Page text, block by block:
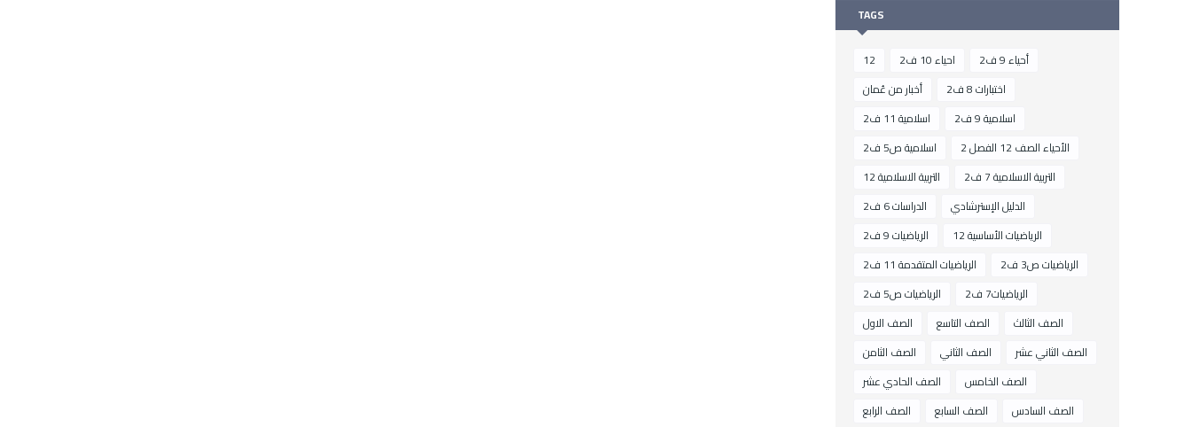
TAGS
12 احياء 10 ف2
أحياء 9 ف2
أخبار من عُمان
اختبارات 8 ف2
اسلامية 11 ف2
اسلامية 9 ف2
اسلامية ص5 ف2
الأحياء الصف 12 الفصل 2
التربية الاسلامية 12
التربية الاسلامية 7 ف2
الدراسات 6 ف2
الدليل الإسترشادي
الرياضيات 9 ف2
الرياضيات الأساسية 12
الرياضيات المتقدمة 11 ف2
الرياضيات ص3 ف2
الرياضيات ص5 ف2
الرياضيات7 ف2
الصف الاول
الصف التاسع
الصف الثالث
الصف الثامن
الصف الثاني
الصف الثاني عشر
الصف الحادي عشر
الصف الخامس
الصف الرابع
الصف السابع الصف السادس